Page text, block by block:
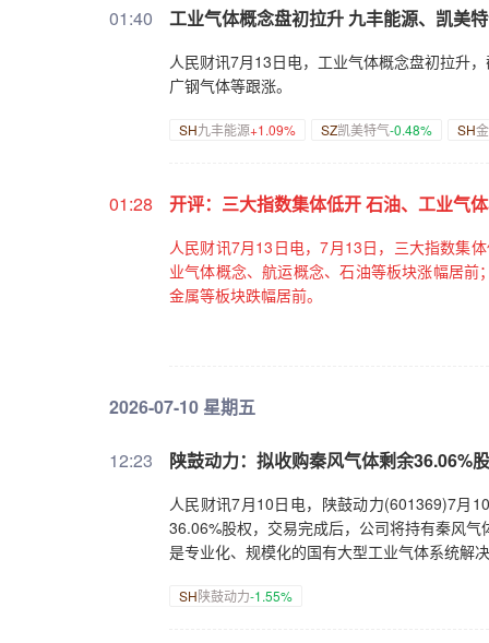
01:40 工业气体概念盘初拉升 九丰能源、凯美
人民财讯7月13日电，工业气体概念盘初拉升
广钢气体等跟涨。
SH九丰能源+1.09% SZ凯美特气-0.48% SH
01:28 开评：三大指数集体低开 石油、工业气
人民财讯7月13日电，7月13日，三大指数集
业气体概念、航运概念、石油等板块涨幅居
金属等板块跌幅居前。
2026-07-10 星期五
12:23 陕鼓动力：拟收购秦风气体剩余36.06%
人民财讯7月10日电，陕鼓动力(601369)7月
36.06%股权，交易完成后，公司将持有秦风
是专业化、规模化的国有大型工业气体系统解
SH陕鼓动力-1.55%